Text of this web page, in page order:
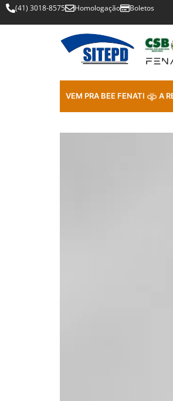
(41) 3018-8575 Homologação Boletos
VEM PRA BEE FENATI A